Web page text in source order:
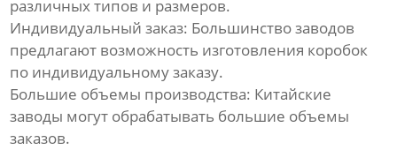
различных типов и размеров.
Индивидуальный заказ: Большинство заводов
предлагают возможность изготовления коробок
по индивидуальному заказу.
Большие объемы производства: Китайские
заводы могут обрабатывать большие объемы
заказов.